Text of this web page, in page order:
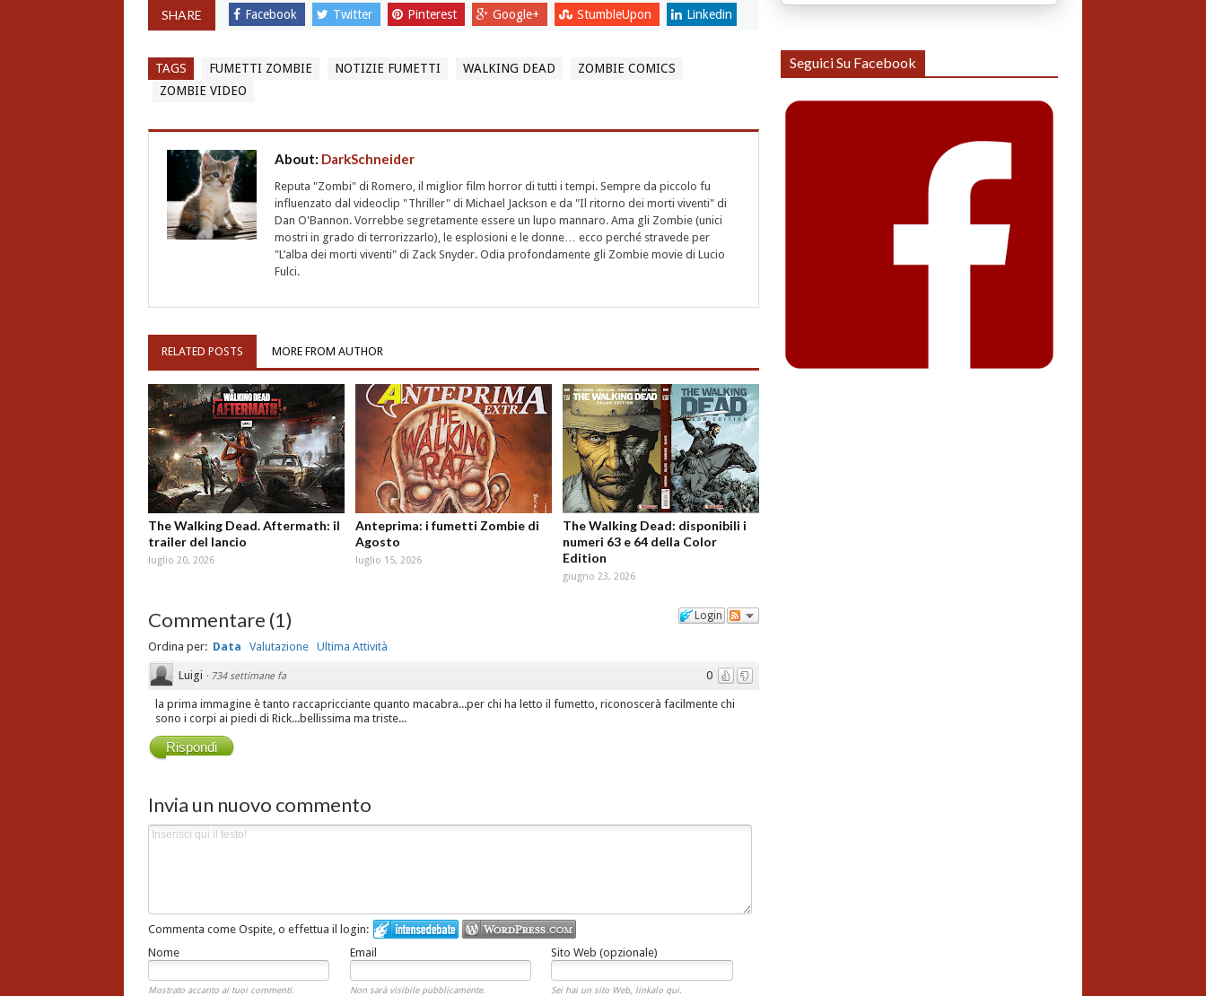
SHARE Facebook Twitter Pinterest Google+ StumbleUpon Linkedin
TAGS FUMETTI ZOMBIE NOTIZIE FUMETTI WALKING DEAD
ZOMBIE COMICS
ZOMBIE VIDEO
About: DarkSchneider
Reputa "Zombi" di Romero, il miglior film horror di tutti i tempi. Sempre da piccolo fu
influenzato dal videoclip "Thriller" di Michael Jackson e da "Il ritorno dei morti viventi" di
Dan O'Bannon. Vorrebbe segretamente essere un lupo mannaro. Ama gli Zombie (unici
mostri in grado di terrorizzarlo), le esplosioni e le donne… ecco perché stravede per
"L’alba dei morti viventi" di Zack Snyder. Odia profondamente gli Zombie movie di Lucio
Fulci.
RELATED POSTS MORE FROM AUTHOR
The Walking Dead. Aftermath: il
trailer del lancio
luglio 20, 2026
Anteprima: i fumetti Zombie di
Agosto
luglio 15, 2026
The Walking Dead: disponibili i
numeri 63 e 64 della Color
Edition
giugno 23, 2026
Login
Commentare (1)
Ordina per: Data Valutazione Ultima Attività
0
Luigi · 734 settimane fa
la prima immagine è tanto raccapricciante quanto macabra...per chi ha letto il fumetto, riconoscerà facilmente chi
sono i corpi ai piedi di Rick...bellissima ma triste...
Rispondi
Invia un nuovo commento
Commenta come Ospite, o effettua il login:
Nome
Email Sito Web (opzionale)
Mostrato accanto ai tuoi commenti. Non sarà visibile pubblicamente. Sei hai un sito Web, linkalo qui.
Seguici Su Facebook